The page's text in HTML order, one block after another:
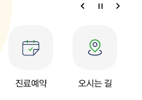
진료예약 오시는 길